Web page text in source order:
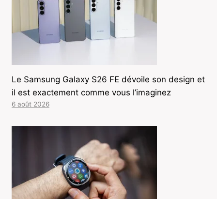
Le Samsung Galaxy S26 FE dévoile son design et
il est exactement comme vous l’imaginez
6 août 2026